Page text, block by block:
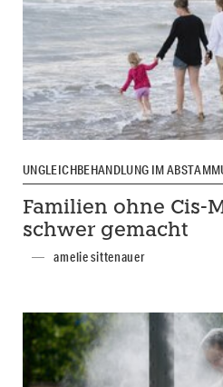
UNGLEICHBEHANDLUNG IM
Familien ohne Cis-
schwer gemacht
amelie sittenauer